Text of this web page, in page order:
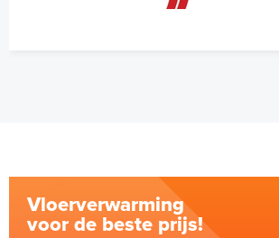
Vloerverwarming
voor de beste prijs!